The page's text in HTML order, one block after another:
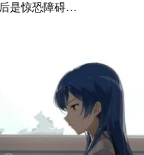
是惊恐障碍…